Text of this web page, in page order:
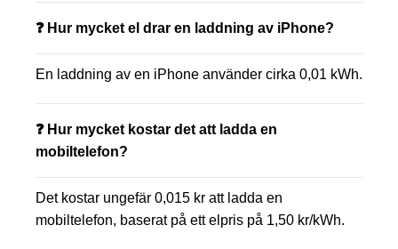
❓ Hur mycket el drar en laddning av iPhone?
En laddning av en iPhone använder cirka 0,01 kWh.
❓ Hur mycket kostar det att ladda en
mobiltelefon?
Det kostar ungefär 0,015 kr att ladda en
mobiltelefon, baserat på ett elpris på 1,50 kr/kWh.